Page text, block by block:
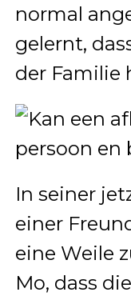
normal
gelernt,
der Familie
In seiner
einer
eine Weile
Mo, dass